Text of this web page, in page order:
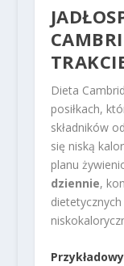
Dieta
posiłkach,
składników
się niską
planu
dziennie,